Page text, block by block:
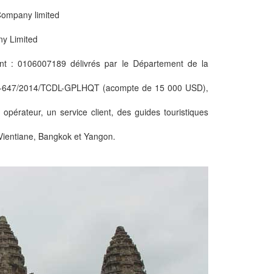
limited
Limited
: 0106007189 délivrés par le Département de la
2014/TCDL-GPLHQT (acompte de 15 000 USD),
un service client, des guides touristiques
Bangkok et Yangon.